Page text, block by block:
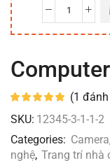
(1
SKU: 12345-3-1-1-2
Categories: Camera
nghệ, Trang trí nhà